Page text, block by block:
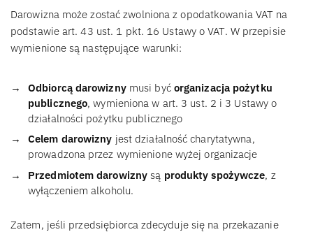
Darowizna może zostać zwolniona z opodatkowania VAT na
podstawie art. 43 ust. 1 pkt. 16 Ustawy o VAT. W przepisie
wymienione są następujące warunki:
Odbiorcą darowiznymusi być organizacja pożytku
publicznego, wymieniona w art. 3 ust. 2 i 3 Ustawy o
działalności pożytku publicznego
Celem darowizny jest działalność charytatywna,
prowadzona przez wymienione wyżej organizacje
Przedmiotem darowizny są produkty spożywcze, z
wyłączeniem alkoholu.
Zatem, jeśli przedsiębiorca zdecyduje się na przekazanie